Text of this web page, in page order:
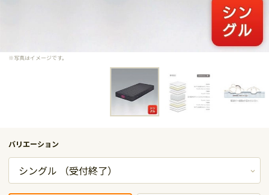
※写真はイメージです。
バリエーション